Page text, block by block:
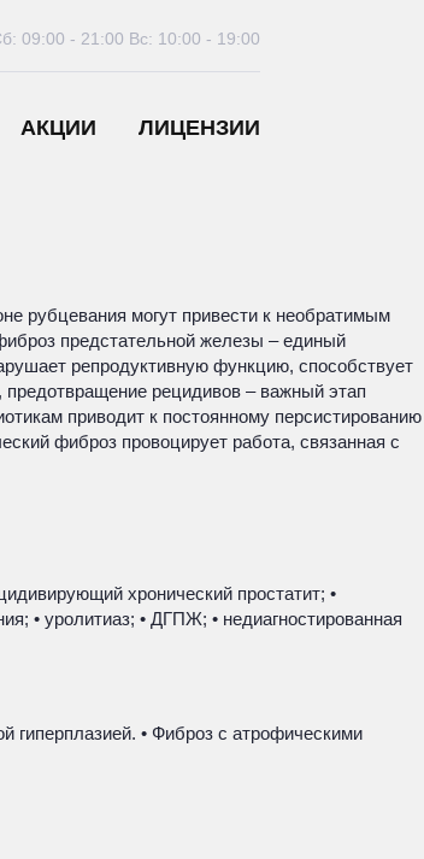
АКЦИИ ЛИЦЕНЗИИ
09:00 - 21:00 Вс: 10:00 - 19:00
рубцевания могут привести к необратимым
предстательной железы – единый
репродуктивную функцию, способствует
предотвращение рецидивов – важный этап
приводит к постоянному персистированию
фиброз провоцирует работа, связанная с
хронический простатит; •
• уролитиаз; • ДГПЖ; • недиагностированная
гиперплазией. • Фиброз с атрофическими